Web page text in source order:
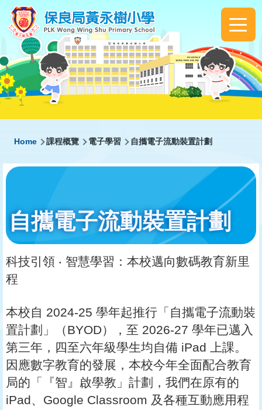
Skip to main content
Main
navigation
Breadcrumb
Home 課程概覽 電子學習 自攜電子流動裝置計劃
自攜電子流動裝置計劃
科技引領 ‧ 智慧學習：本校邁向數碼教育新里
程
本校自 2024-25 學年起推行「自攜電子流動裝
置計劃」（BYOD），至 2026-27 學年已邁入
第三年，四至六年級學生均自備 iPad 上課。
因應數字教育的發展，本校今年全面配合教育
局的「『智』啟學教」計劃，我們在原有的
iPad、Google Classroom 及各種互動應用程